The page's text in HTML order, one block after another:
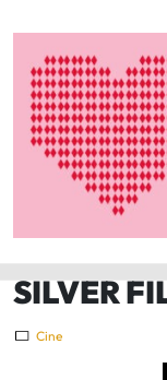
SILVER
Cine